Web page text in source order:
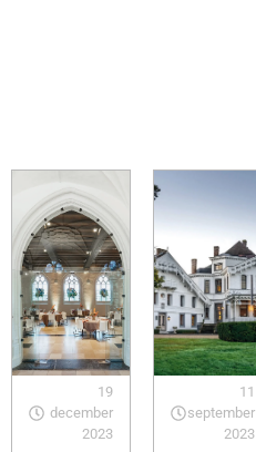
19
december
2023
11
september
2023